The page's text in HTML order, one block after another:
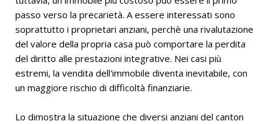
passo verso la precarietà. A essere interessati sono
soprattutto i proprietari anziani, perchè una rivalutazione
del valore della propria casa può comportare la perdita
del diritto alle prestazioni integrative. Nei casi più
estremi, la vendita dell'immobile diventa inevitabile, con
un maggiore rischio di difficoltà finanziarie.
Lo dimostra la situazione che diversi anziani del canton